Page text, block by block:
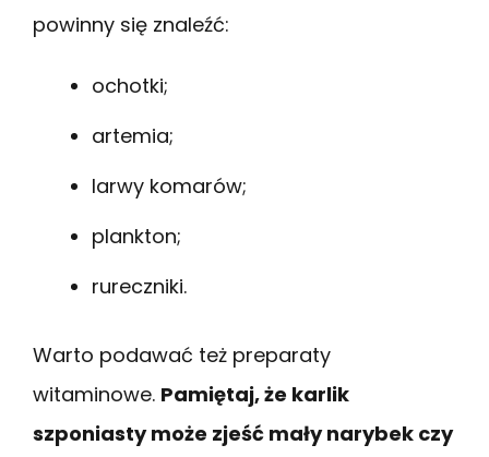
powinny się znaleźć:
ochotki;
artemia;
larwy komarów;
plankton;
rureczniki.
Warto podawać też preparaty
witaminowe. Pamiętaj, że karlik
szponiasty może zjeść mały narybek czy